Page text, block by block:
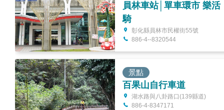
員林車站│單車環市 樂活
騎
彰化縣員林市民權街55號
886-4--8320544
景點
百果山自行車道
湖水路與八卦路口(139縣道)
886-4-8347171